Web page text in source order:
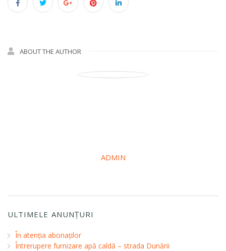
ABOUT THE AUTHOR
ADMIN
ULTIMELE ANUNȚURI
În atenția abonaților
Întrerupere furnizare apă caldă – strada Dunării